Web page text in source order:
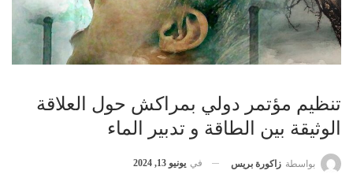
تنظيم مؤتمر دولي بمراكش حول العلاقة
الوثيقة بين الطاقة و تدبير الماء
بواسطة زاكورة بريس في يونيو 13, 2024